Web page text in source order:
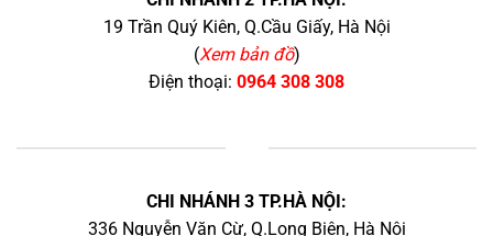
19 Trần Quý Kiên, Q.Cầu Giấy, Hà Nội
(Xem bản đồ)
Điện thoại: 0964 308 308
CHI NHÁNH 3 TP.HÀ NỘI:
336 Nguyễn Văn Cừ, Q.Long Biên, Hà Nội